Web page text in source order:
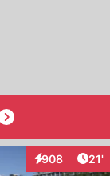
908
Interaktionen
21'